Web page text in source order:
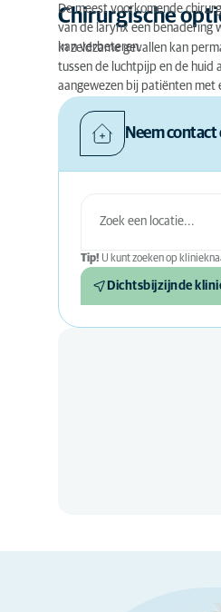
Chirurgische
De meest voorkomende
van de larynx een benadering
kan verbeteren.
In zeldzame gevallen kan
tussen de luchtpijp en de huid
aangewezen bij patiënten met
Neem
Tip! U kunt zoeken op
Dichtsbijzijnde